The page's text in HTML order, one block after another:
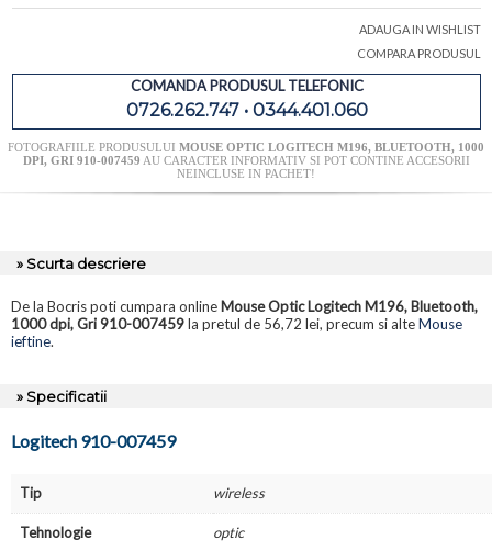
ADAUGA IN WISHLIST
COMPARA PRODUSUL
COMANDA PRODUSUL TELEFONIC
0726.262.747 • 0344.401.060
FOTOGRAFIILE PRODUSULUI MOUSE OPTIC LOGITECH M196, BLUETOOTH, 1000
DPI, GRI 910-007459 AU CARACTER INFORMATIV SI POT CONTINE ACCESORII
NEINCLUSE IN PACHET!
» Scurta descriere
De la Bocris poti cumpara online Mouse Optic Logitech M196, Bluetooth,
1000 dpi, Gri 910-007459la pretul de 56,72 lei, precum si alteMouse
ieftine.
» Specificatii
Logitech 910-007459
Tip wireless
Tehnologie optic